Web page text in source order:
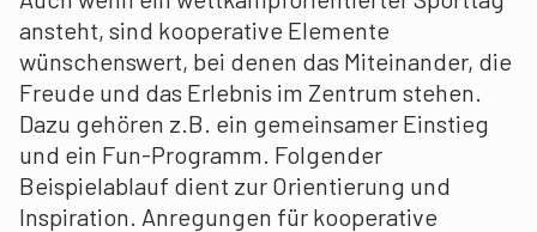
ansteht, sind kooperative Elemente
wünschenswert, bei denen das Miteinander, die
Freude und das Erlebnis im Zentrum stehen.
Dazu gehören z.B. ein gemeinsamer Einstieg
und ein Fun-Programm. Folgender
Beispielablauf dient zur Orientierung und
Inspiration. Anregungen für kooperative